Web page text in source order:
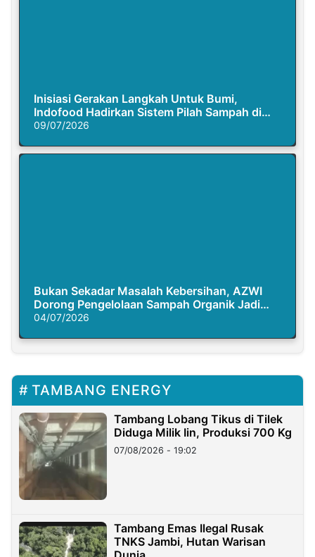
Inisiasi Gerakan Langkah Untuk Bumi,
Indofood Hadirkan Sistem Pilah Sampah di
Semasa Piknik
09/07/2026
Bukan Sekadar Masalah Kebersihan, AZWI
Dorong Pengelolaan Sampah Organik Jadi
Solusi Krisis Iklim
04/07/2026
TAMBANG ENERGY
Tambang Lobang Tikus di Tilek
Diduga Milik Iin, Produksi 700 Kg
07/08/2026 - 19:02
Tambang Emas Ilegal Rusak
TNKS Jambi, Hutan Warisan